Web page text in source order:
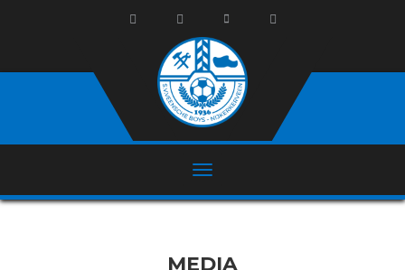
MEDIA